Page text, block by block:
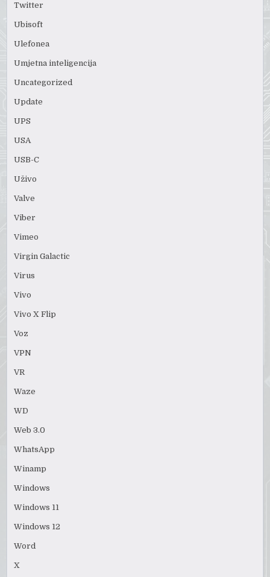
Twitter
Ubisoft
Ulefonea
Umjetna inteligencija
Uncategorized
Update
UPS
USA
USB-C
Uživo
Valve
Viber
Vimeo
Virgin Galactic
Virus
Vivo
Vivo X Flip
Voz
VPN
VR
Waze
WD
Web 3.0
WhatsApp
Winamp
Windows
Windows 11
Windows 12
Word
X